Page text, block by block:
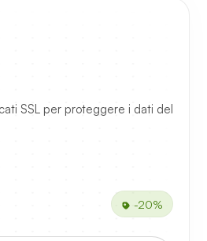
SSL per proteggere i dati del
-20%